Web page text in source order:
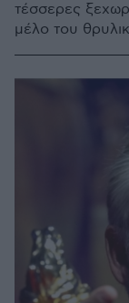
τέσσερες
μέλο του